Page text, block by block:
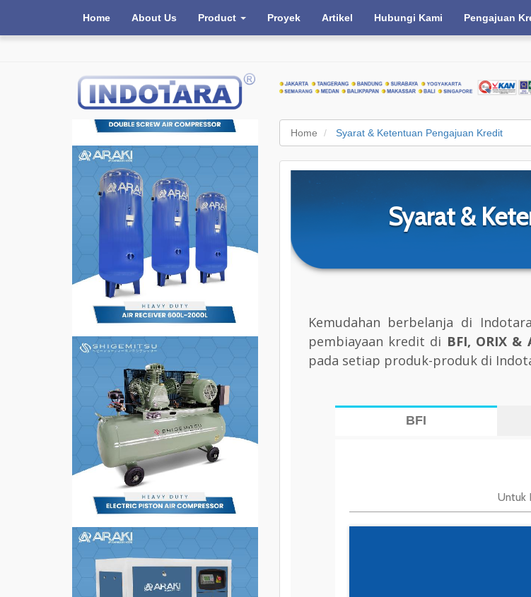
Home About Us Product Proyek Artikel Hubungi Kami Pengajuan
Home Syarat & Ketentuan Pengajuan Kredit
Syarat &
Kemudahan berbelanja di
pembiayaan kredit di BFI, ORIX &
pada setiap produk-produk di
BFI
Untuk